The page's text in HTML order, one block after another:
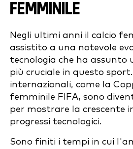
FEMMINILE
Negli ultimi anni il calcio
assistito a una notevole
tecnologia che ha assunto
più cruciale in questo
internazionali, come la
femminile FIFA, sono
per mostrare la crescente
progressi tecnologici.
Sono finiti i tempi in cui